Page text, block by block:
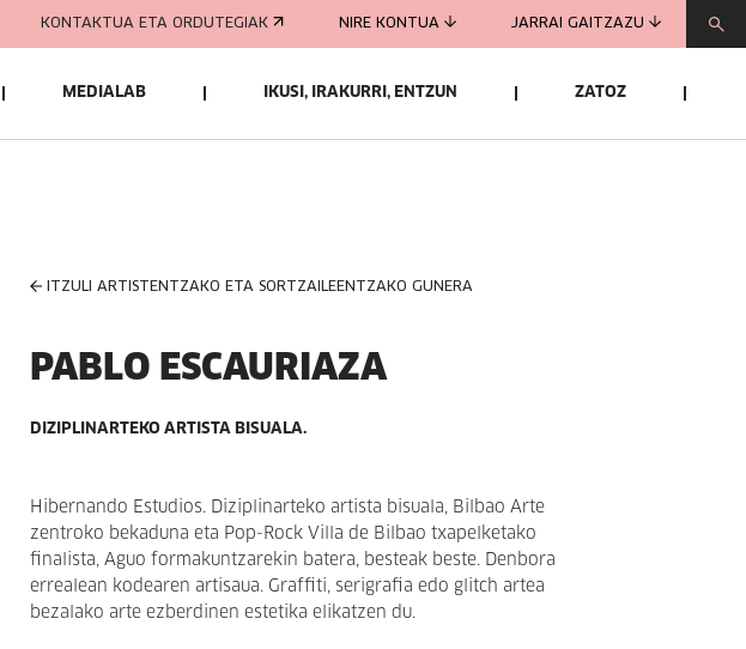
KONTAKTUA ETA ORDUTEGIAK NIRE KONTUA JARRAI GAITZAZU
MEDIALAB IKUSI, IRAKURRI, ENTZUN ZATOZ
ITZULI ARTISTENTZAKO ETA SORTZAILEENTZAKO GUNERA
PABLO ESCAURIAZA
DIZIPLINARTEKO ARTISTA BISUALA.
Hibernando Estudios. Diziplinarteko artista bisuala, Bilbao Arte
zentroko bekaduna eta Pop-Rock Villa de Bilbao txapelketako
finalista, Aguo formakuntzarekin batera, besteak beste. Denbora
errealean kodearen artisaua. Graffiti, serigrafia edo glitch artea
bezalako arte ezberdinen estetika elikatzen du.